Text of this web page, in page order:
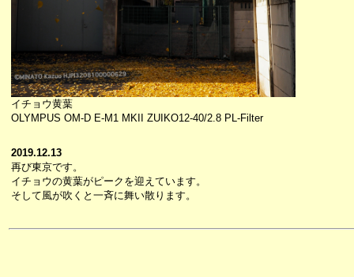
イチョウ黄葉
OLYMPUS OM-D E-M1 MKII ZUIKO12-40/2.8 PL-Filter
2019.12.13
再び東京です。
イチョウの黄葉がピークを迎えています。
そして風が吹くと一斉に舞い散ります。